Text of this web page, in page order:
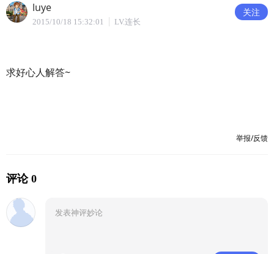
luye
2015/10/18 15:32:01 LV.连长
关注
求好心人解答~
举报/反馈
评论 0